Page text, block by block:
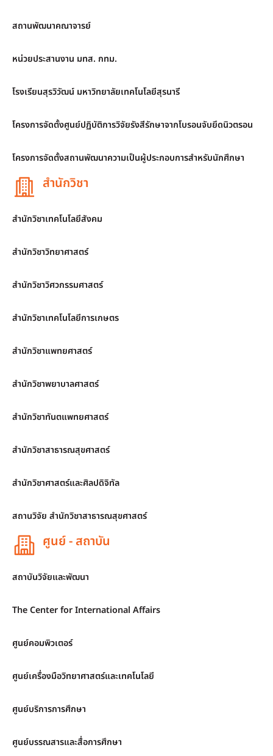
สถานพัฒนาคณาจารย์
หน่วยประสานงาน มทส. กทม.
โรงเรียนสุรวิวัฒน์ มหาวิทยาลัยเทคโนโลยีสุรนารี
โครงการจัดตั้งศูนย์ปฏิบัติการวิจัยรังสีรักษาจากโบรอนจับยึดนิวตรอน
โครงการจัดตั้งสถานพัฒนาความเป็นผู้ประกอบการสำหรับนักศึกษา
สำนักวิชา
สำนักวิชาเทคโนโลยีสังคม
สำนักวิชาวิทยาศาสตร์
สำนักวิชาวิศวกรรมศาสตร์
สำนักวิชาเทคโนโลยีการเกษตร
สำนักวิชาแพทยศาสตร์
สำนักวิชาพยาบาลศาสตร์
สำนักวิชาทันตแพทยศาสตร์
สำนักวิชาสาธารณสุขศาสตร์
สำนักวิชาศาสตร์และศิลปดิจิทัล
สถานวิจัย สำนักวิชาสาธารณสุขศาสตร์
ศูนย์ - สถาบัน
สถาบันวิจัยและพัฒนา
The Center for International Affairs
ศูนย์คอมพิวเตอร์
ศูนย์เครื่องมือวิทยาศาสตร์และเทคโนโลยี
ศูนย์บริการการศึกษา
ศูนย์บรรณสารและสื่อการศึกษา